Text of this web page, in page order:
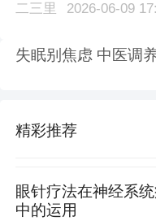
二三里 2026-06-09
失眠别焦虑 中医调
精彩推荐
眼针疗法在神经系
中的运用